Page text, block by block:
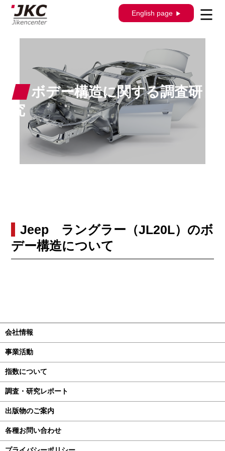
English page
ボデー構造に関する調査研
究
Jeep ラングラー（JL20L）のボ
デー構造について
会社情報
事業活動
指数について
調査・研究レポート
出版物のご案内
各種お問い合わせ